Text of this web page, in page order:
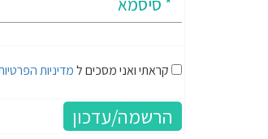
קראתי ואני מסכים למדיניות